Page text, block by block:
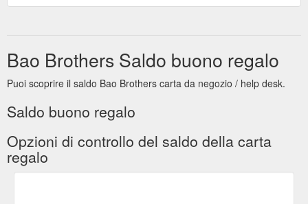
Bao Brothers Saldo buono regalo
Puoi scoprire il saldo Bao Brothers carta da negozio / help desk.
Saldo buono regalo
Opzioni di controllo del saldo della carta
regalo